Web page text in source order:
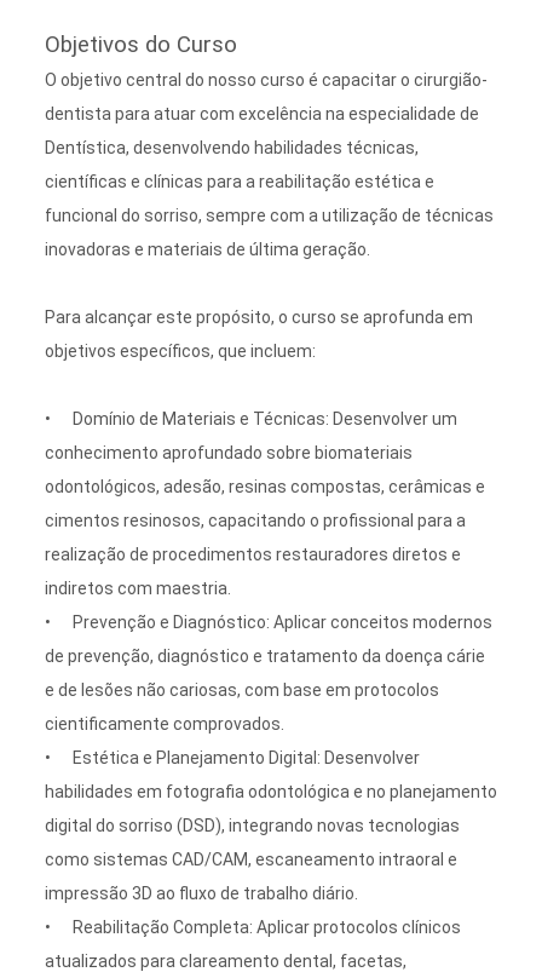
Objetivos do Curso
O objetivo central do nosso curso é capacitar o cirurgião-
dentista para atuar com excelência na especialidade de
Dentística, desenvolvendo habilidades técnicas,
científicas e clínicas para a reabilitação estética e
funcional do sorriso, sempre com a utilização de técnicas
inovadoras e materiais de última geração.
Para alcançar este propósito, o curso se aprofunda em
objetivos específicos, que incluem:
• Domínio de Materiais e Técnicas: Desenvolver um
conhecimento aprofundado sobre biomateriais
odontológicos, adesão, resinas compostas, cerâmicas e
cimentos resinosos, capacitando o profissional para a
realização de procedimentos restauradores diretos e
indiretos com maestria.
•
Prevenção e Diagnóstico: Aplicar conceitos modernos
de prevenção, diagnóstico e tratamento da doença cárie
e de lesões não cariosas, com base em protocolos
cientificamente comprovados.
•
Estética e Planejamento Digital: Desenvolver
habilidades em fotografia odontológica e no planejamento
digital do sorriso (DSD), integrando novas tecnologias
como sistemas CAD/CAM, escaneamento intraoral e
impressão 3D ao fluxo de trabalho diário.
•
Reabilitação Completa: Aplicar protocolos clínicos
atualizados para clareamento dental, facetas,